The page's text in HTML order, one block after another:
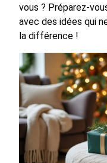
vous ? Préparez-
avec des idées qui
la différence !